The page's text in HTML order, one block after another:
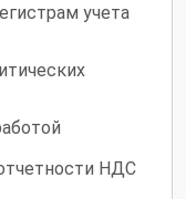
учета
НДС